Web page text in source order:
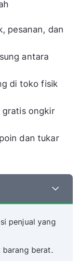
pesanan, dan
antara
di toko fisik
gratis ongkir
dan tukar
penjual yang
barang berat.